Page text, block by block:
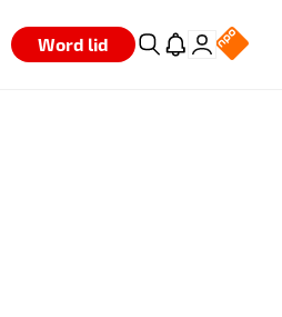
Word lid